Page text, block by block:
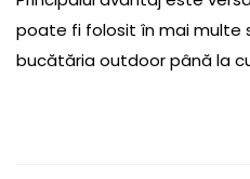
poate fi folosit în mai multe
bucătăria outdoor până la